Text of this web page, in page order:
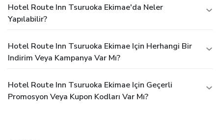
Hotel Route Inn Tsuruoka Ekimae'da Neler
Yapılabilir?
Hotel Route Inn Tsuruoka Ekimae Için Herhangi Bir
Indirim Veya Kampanya Var Mı?
Hotel Route Inn Tsuruoka Ekimae Için Geçerli
Promosyon Veya Kupon Kodları Var Mı?